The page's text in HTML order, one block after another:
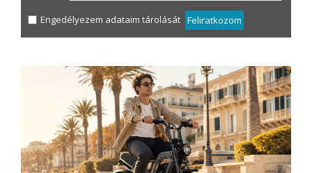
Engedélyezem adataim tárolását Feliratkozom